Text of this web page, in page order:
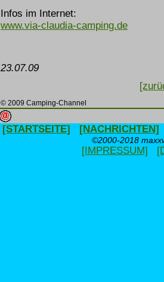
Infos im Internet:
www.via-claudia-camping.de
23.07.09
© 2009 Camping-Channel
[STARTSEITE] [NACHRICHTEN]
©2000-2018
[IMPRESSUM]